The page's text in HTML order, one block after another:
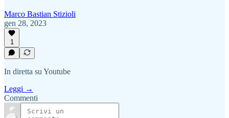
Marco Bastian Stizioli
gen 28, 2023
1
In diretta su Youtube
Leggi →
Commenti